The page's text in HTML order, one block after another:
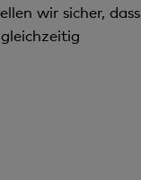
wir sicher, dass